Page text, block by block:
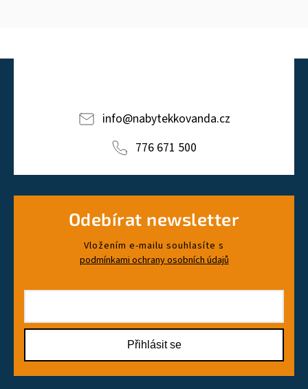
info@nabytekkovanda.cz
776 671 500
Odebírat newsletter
Vložením e-mailu souhlasíte s
podmínkami ochrany osobních údajů
Přihlásit se